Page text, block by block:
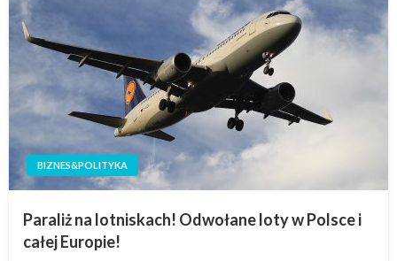
BIZNES&POLITYKA
Paraliż na lotniskach! Odwołane loty w Polsce i
całej Europie!